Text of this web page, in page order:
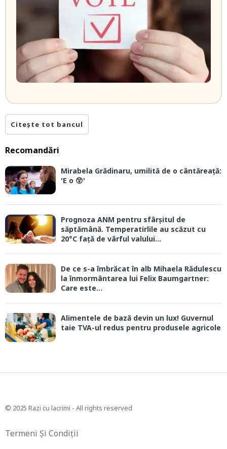
Citește tot bancul
Recomandări
Mirabela Grădinaru, umilită de o cântăreață:
'E o 😲'
Prognoza ANM pentru sfârșitul de
săptămână. Temperatirlile au scăzut cu
20°C față de vârful valului...
De ce s-a îmbrăcat în alb Mihaela Rădulescu
la înmormântarea lui Felix Baumgartner:
Care este...
Alimentele de bază devin un lux! Guvernul
taie TVA-ul redus pentru produsele agricole
© 2025 Razi cu lacrimi - All rights reserved
Termeni Și Condiții